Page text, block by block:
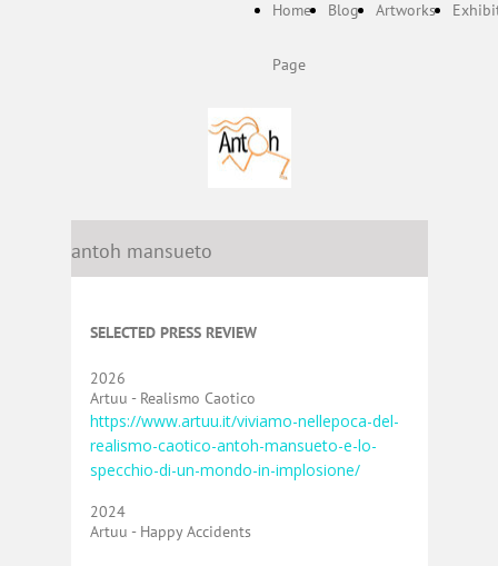
Home
Page
Blog Artworks
antoh mansueto
SELECTED PRESS REVIEW
2026
Artuu - Realismo Caotico
https://www.artuu.it/viviamo-nellepoca-del-
realismo-caotico-antoh-mansueto-e-lo-
specchio-di-un-mondo-in-implosione/
2024
Artuu - Happy Accidents